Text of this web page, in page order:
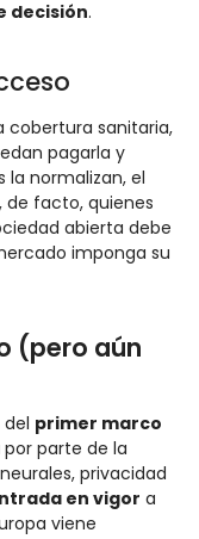
decisión.
cobertura sanitaria,
pagarla y
la normalizan, el
de facto, quienes
abierta debe
imponga su
(pero aún
primer marco
por parte de la
privacidad
en vigor a
viene